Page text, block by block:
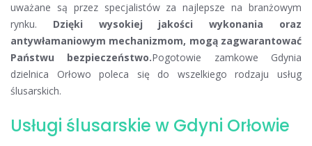
uważane są przez specjalistów za najlepsze na branżowym
rynku. Dzięki wysokiej jakości wykonania oraz
antywłamaniowym mechanizmom, mogą zagwarantować
Państwu bezpieczeństwo.Pogotowie zamkowe Gdynia
dzielnica Orłowo poleca się do wszelkiego rodzaju usług
ślusarskich.
Usługi ślusarskie w Gdyni Orłowie